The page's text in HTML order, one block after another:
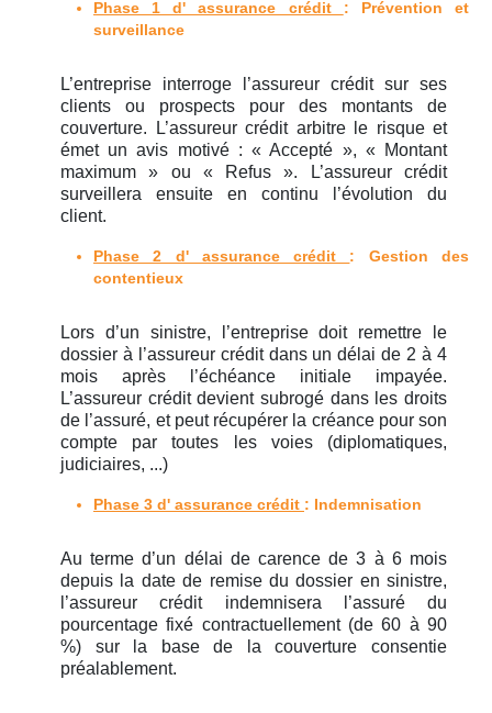
Phase 1 d' assurance crédit : Prévention et
surveillance
L’entreprise interroge l’assureur crédit sur ses
clients ou prospects pour des montants de
couverture. L’assureur crédit arbitre le risque et
émet un avis motivé : « Accepté », « Montant
maximum » ou « Refus ». L’assureur crédit
surveillera ensuite en continu l’évolution du
client.
Phase 2 d' assurance crédit : Gestion des
contentieux
Lors d’un sinistre, l’entreprise doit remettre le
dossier à l’assureur crédit dans un délai de 2 à 4
mois après l’échéance initiale impayée.
L’assureur crédit devient subrogé dans les droits
de l’assuré, et peut récupérer la créance pour son
compte par toutes les voies (diplomatiques,
judiciaires, ...)
Phase 3 d' assurance crédit : Indemnisation
Au terme d’un délai de carence de 3 à 6 mois
depuis la date de remise du dossier en sinistre,
l’assureur crédit indemnisera l’assuré du
pourcentage fixé contractuellement (de 60 à 90
%) sur la base de la couverture consentie
préalablement.